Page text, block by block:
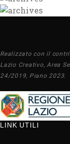
Realizzato con il
Lazio Creativo, Area
24/2019, Piano 2023.
LINK UTILI